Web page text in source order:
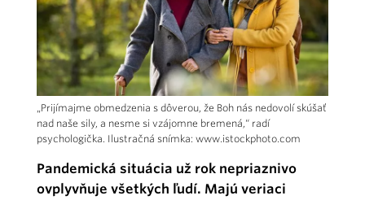
„Prijímajme obmedzenia s dôverou, že Boh nás nedovolí skúšať
nad naše sily, a nesme si vzájomne bremená,“ radí
psychologička. Ilustračná snímka: www.istockphoto.com
Pandemická situácia už rok nepriaznivo
ovplyvňuje všetkých ľudí. Majú veriaci